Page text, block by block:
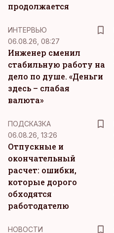
продолжается
ИНТЕРВЬЮ
06.08.26, 08:27
Инженер сменил
стабильную работу на
дело по душе. «Деньги
здесь – слабая
валюта»
ПОДСКАЗКА
06.08.26, 13:26
Отпускные и
окончательный
расчет: ошибки,
которые дорого
обходятся
работодателю
НОВОСТИ